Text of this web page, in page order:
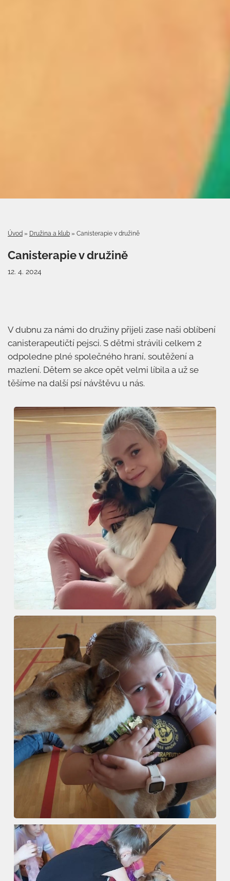
Úvod » Družina a klub » Canisterapie v družině
Canisterapie v družině
12. 4. 2024
V dubnu za námi do družiny přijeli zase naši oblíbení
canisterapeutičtí pejsci. S dětmi strávili celkem 2
odpoledne plné společného hraní, soutěžení a
mazlení. Dětem se akce opět velmi líbila a už se
těšíme na další psí návštěvu u nás.